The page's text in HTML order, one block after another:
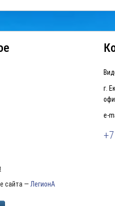
г.
e-
сайта — ЛегионА